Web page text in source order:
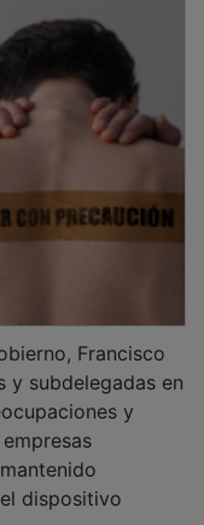
Francisco
subdelegadas en
y
dispositivo